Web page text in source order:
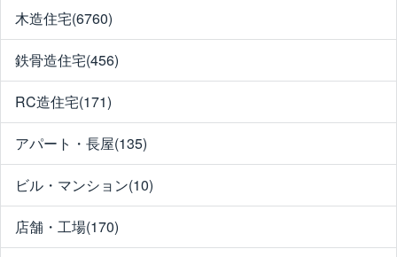
木造住宅(6760)
鉄骨造住宅(456)
RC造住宅(171)
アパート・長屋(135)
ビル・マンション(10)
店舗・工場(170)